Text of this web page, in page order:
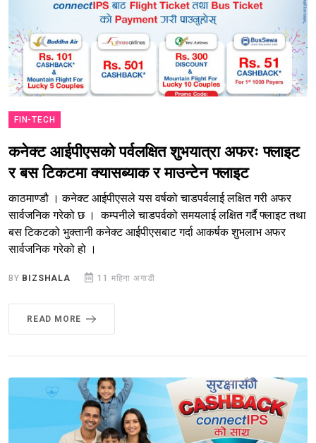
FIN-TECH
कनेक्ट आईपीएसको पर्वलक्षित शुभयात्रा अफरः फ्लाइट
र बस टिकटमा क्यासब्याक र माउन्टेन फ्लाइट
काठमाण्डौ । कनेक्ट आईपीएसले यस वर्षको चाडपर्वलाई लक्षित गरी अफर
सार्वजनिक गरेको छ । कम्पनीले चाडपर्वको समयलाई लक्षित गर्दै फ्लाइट तथा
बस टिकटको भुक्तानी कनेक्ट आईपीएसबाट गर्दा आकर्षक शुभलाभ अफर
सार्वजनिक गरेको हो ।
BY BIZSHALA 11 महिना अगाडी
READ MORE